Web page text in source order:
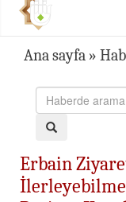
Ana sayfa »
Erbain